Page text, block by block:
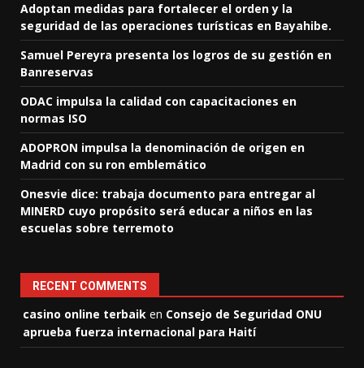
Adoptan medidas para fortalecer el orden y la
seguridad de las operaciones turísticas en Bayahibe.
Samuel Pereyra presenta los logros de su gestión en
Banreservas
ODAC impulsa la calidad con capacitaciones en
normas ISO
ADOPRON impulsa la denominación de origen en
Madrid con su ron emblemático
Onesvie dice: trabaja documento para entregar al
MINERD cuyo propósito será educar a niños en las
escuelas sobre terremoto
RECENT COMMENTS
casino online terbaik en Consejo de Seguridad ONU
aprueba fuerza internacional para Haití